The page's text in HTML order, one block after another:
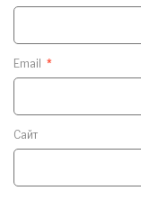
Email *
Сайт